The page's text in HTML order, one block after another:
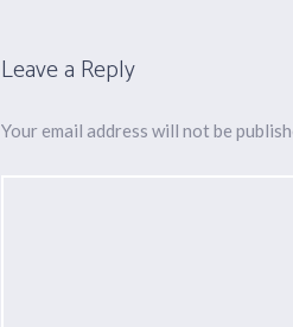
Leave a Reply
Your email address will not be